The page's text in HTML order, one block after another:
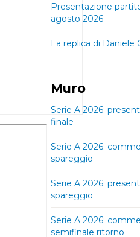
Presentazione
agosto 2026
La replica di Daniele
Muro
Serie A 2026:
finale
Serie A 2026:
spareggio
Serie A 2026:
spareggio
Serie A 2026:
semifinale ritorno